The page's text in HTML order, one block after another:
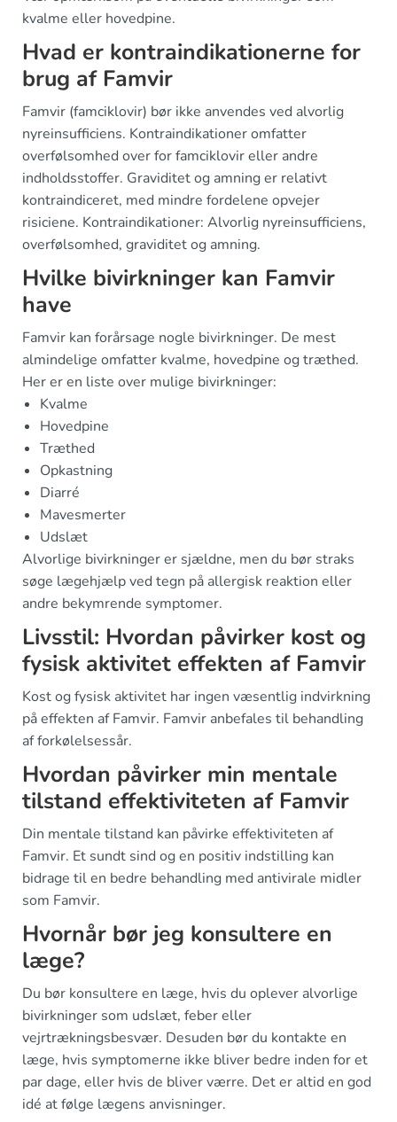
kvalme eller hovedpine.
Hvad er kontraindikationerne for
brug af Famvir
Famvir (famciklovir) bør ikke anvendes ved alvorlig
nyreinsufficiens. Kontraindikationer omfatter
overfølsomhed over for famciklovir eller andre
indholdsstoffer. Graviditet og amning er relativt
kontraindiceret, med mindre fordelene opvejer
risiciene. Kontraindikationer: Alvorlig nyreinsufficiens,
overfølsomhed, graviditet og amning.
Hvilke bivirkninger kan Famvir
have
Famvir kan forårsage nogle bivirkninger. De mest
almindelige omfatter kvalme, hovedpine og træthed.
Her er en liste over mulige bivirkninger:
Kvalme
Hovedpine
Træthed
Opkastning
Diarré
Mavesmerter
Udslæt
Alvorlige bivirkninger er sjældne, men du bør straks
søge lægehjælp ved tegn på allergisk reaktion eller
andre bekymrende symptomer.
Livsstil: Hvordan påvirker kost og
fysisk aktivitet effekten af Famvir
Kost og fysisk aktivitet har ingen væsentlig indvirkning
på effekten af Famvir. Famvir anbefales til behandling
af forkølelsessår.
Hvordan påvirker min mentale
tilstand effektiviteten af Famvir
Din mentale tilstand kan påvirke effektiviteten af
Famvir. Et sundt sind og en positiv indstilling kan
bidrage til en bedre behandling med antivirale midler
som Famvir.
Hvornår bør jeg konsultere en
læge?
Du bør konsultere en læge, hvis du oplever alvorlige
bivirkninger som udslæt, feber eller
vejrtrækningsbesvær. Desuden bør du kontakte en
læge, hvis symptomerne ikke bliver bedre inden for et
par dage, eller hvis de bliver værre. Det er altid en god
idé at følge lægens anvisninger.